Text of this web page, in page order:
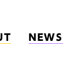
NEWS